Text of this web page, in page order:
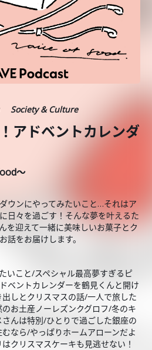
Society & Culture
アドベントカレンダ
～
ウンにやってみたいこと…それはア
日々を過ごす！そんな夢を叶えるた
を迎えて一緒に美味しいお菓子とク
話をお届けします。
いこと/スペシャル最高夢すぎるピ
ベントカレンダーを鶴見くんと開け
しとクリスマスの話/一人で旅した
お土産ノーレズンクグロフ/冬のキ
んは特別/ひとりで過ごした銀座の
なら/やっぱりホームアローンだよ
クリスマスケーキも見逃せない！